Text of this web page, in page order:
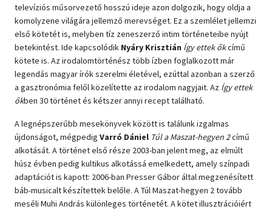
televíziós műsorvezető hosszú ideje azon dolgozik, hogy oldja a
komolyzene világára jellemző merevséget. Ez a szemlélet jellemzi
első kötetét is, melyben tíz zeneszerző intim történeteibe nyújt
betekintést. Ide kapcsolódik Nyáry Krisztián Így ettek őkcímű
kötete is. Az irodalomtörténész több ízben foglalkozott már
legendás magyar írók szerelmi életével, ezúttal azonban a szerző
a gasztronómia felől közelítette az irodalom nagyjait. Az Így ettek
őkben 30 történet és kétszer annyi recept található.
A legnépszerűbb mesekönyvek között is találunk izgalmas
újdonságot, mégpedig Varró Dániel Túl a Maszat-hegyen 2című
alkotását. A történet első része 2003-ban jelent meg, az elmúlt
húsz évben pedig kultikus alkotássá emelkedett, amely színpadi
adaptációt is kapott: 2006-ban Presser Gábor által megzenésített
báb-musicalt készítettek belőle. A Túl Maszat-hegyen 2 tovább
meséli Muhi András különleges történetét. A kötet illusztrációiért